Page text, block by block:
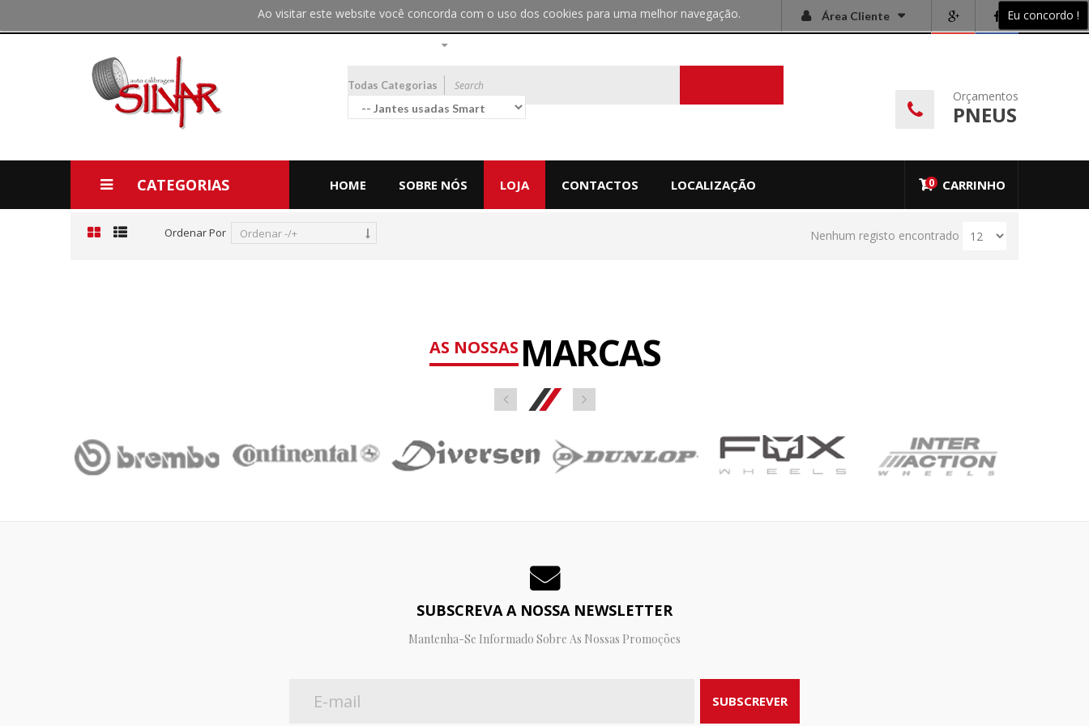
Ao visitar este website você concorda com o uso dos cookies para uma melhor navegação. Eu concordo !
Área Cliente
Todas Categorias
Orçamentos
PNEUS
CATEGORIAS HOME SOBRE NÓS LOJA CONTACTOS LOCALIZAÇÃO 0 CARRINHO
Ordenar Por Ordenar -/+ Nenhum registo encontrado
AS NOSSASMARCAS
SUBSCREVA A NOSSA NEWSLETTER
Mantenha-Se Informado Sobre As Nossas Promoções